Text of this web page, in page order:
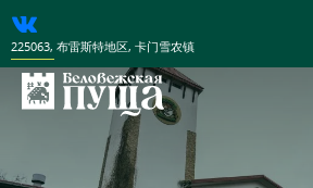
225063, 布雷斯特地区, 卡门雪农镇